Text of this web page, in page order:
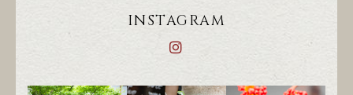
INSTAGRAM